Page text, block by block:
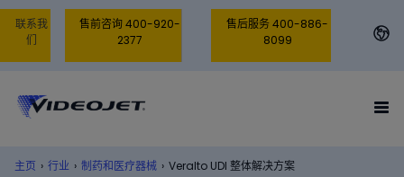
联系我
们
售前咨询 400-920-
2377
售后服务 400-886-
8099
主页 › 行业 › 制药和医疗器械 › Veralto UDI 整体解决方案